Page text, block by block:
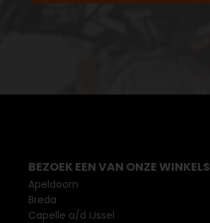
BEZOEK EEN VAN ONZE WINKELS
Apeldoorn
Breda
Capelle a/d IJssel